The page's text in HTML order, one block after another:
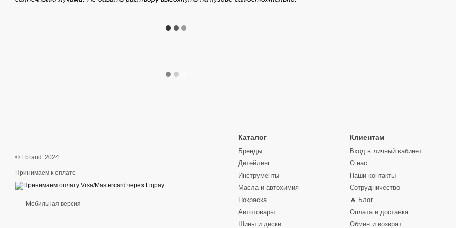
© Ebrand. 2024
Принимаем к оплате
Мобильная версия
Каталог
Бренды
Детейлинг
Инструменты
Масла и автохимия
Покраска
Автотовары
Шины и диски
Клиентам
Вход в личный кабинет
О нас
Наши контакты
Сотрудничество
🔥 Блог
Оплата и доставка
Обмен и возврат